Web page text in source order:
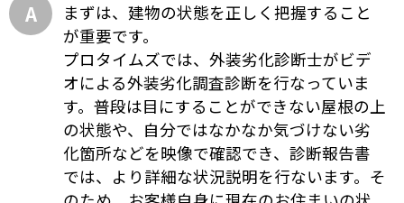
まずは、建物の状態を正しく把握すること
が重要です。
プロタイムズでは、外装劣化診断士がビデ
オによる外装劣化調査診断を行なっていま
す。普段は目にすることができない屋根の上
の状態や、自分ではなかなか気づけない劣
化箇所などを映像で確認でき、診断報告書
では、より詳細な状況説明を行ないます。そ